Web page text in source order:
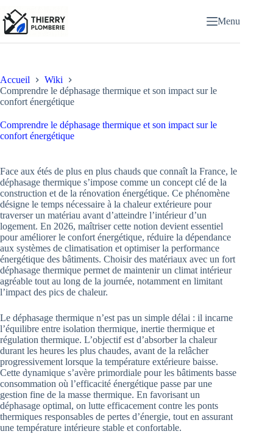
au
contenu
Menu
Accueil
Wiki
Comprendre le déphasage thermique et son impact sur le
confort énergétique
Comprendre le déphasage thermique et son impact sur le
confort énergétique
Face aux étés de plus en plus chauds que connaît la France, le
déphasage thermique s’impose comme un concept clé de la
construction et de la rénovation énergétique. Ce phénomène
désigne le temps nécessaire à la chaleur extérieure pour
traverser un matériau avant d’atteindre l’intérieur d’un
logement. En 2026, maîtriser cette notion devient essentiel
pour améliorer le confort énergétique, réduire la dépendance
aux systèmes de climatisation et optimiser la performance
énergétique des bâtiments. Choisir des matériaux avec un fort
déphasage thermique permet de maintenir un climat intérieur
agréable tout au long de la journée, notamment en limitant
l’impact des pics de chaleur.
Le déphasage thermique n’est pas un simple délai : il incarne
l’équilibre entre isolation thermique, inertie thermique et
régulation thermique. L’objectif est d’absorber la chaleur
durant les heures les plus chaudes, avant de la relâcher
progressivement lorsque la température extérieure baisse.
Cette dynamique s’avère primordiale pour les bâtiments basse
consommation où l’efficacité énergétique passe par une
gestion fine de la masse thermique. En favorisant un
déphasage optimal, on lutte efficacement contre les ponts
thermiques responsables de pertes d’énergie, tout en assurant
une température intérieure stable et confortable.